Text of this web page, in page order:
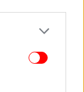
more Google
may click to
party tags to
below Google